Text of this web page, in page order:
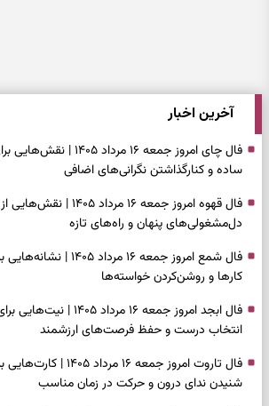
آخرین اخبار
فال چای امروز جمعه ۱۶
ساده و کنارگذاشتن نگرانی‌های اضافی
فال قهوه امروز جمعه ۱۶
دل‌مشغولی‌های پنهان و راه‌های تازه
فال شمع امروز جمعه ۱۶
کارها و روشن‌کردن خواسته‌ها
فال ابجد امروز جمعه ۱۶
انتخاب درست و حفظ فرصت‌های ارزشمند
فال تاروت امروز جمعه ۱۶
شنیدن ندای درون و حرکت در زمان مناسب